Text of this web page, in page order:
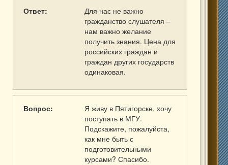
Ответ:
Для нас не важно
гражданство слушателя –
нам важно желание
получить знания. Цена для
российских граждан и
граждан других государств
одинаковая.
Вопрос:
Я живу в Пятигорске, хочу
поступать в МГУ.
Подскажите, пожалуйста,
как мне быть с
подготовительными
курсами? Спасибо.